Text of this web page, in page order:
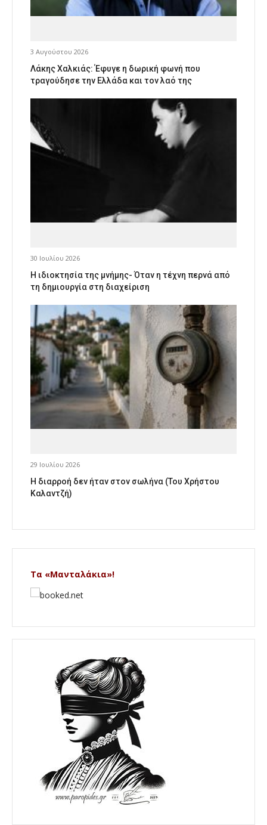
3 Αυγούστου 2026
Λάκης Χαλκιάς: Έφυγε η δωρική φωνή που
τραγούδησε την Ελλάδα και τον λαό της
30 Ιουλίου 2026
Η ιδιοκτησία της μνήμης- Όταν η τέχνη περνά από
τη δημιουργία στη διαχείριση
29 Ιουλίου 2026
Η διαρροή δεν ήταν στον σωλήνα (Του Χρήστου
Καλαντζή)
Τα «Μανταλάκια»!